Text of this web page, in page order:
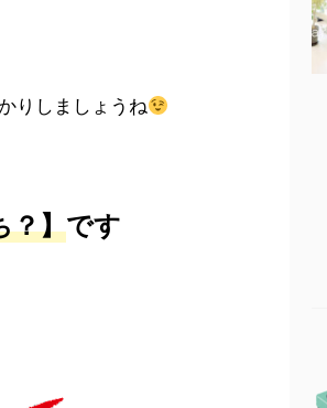
りしましょうね
？】です